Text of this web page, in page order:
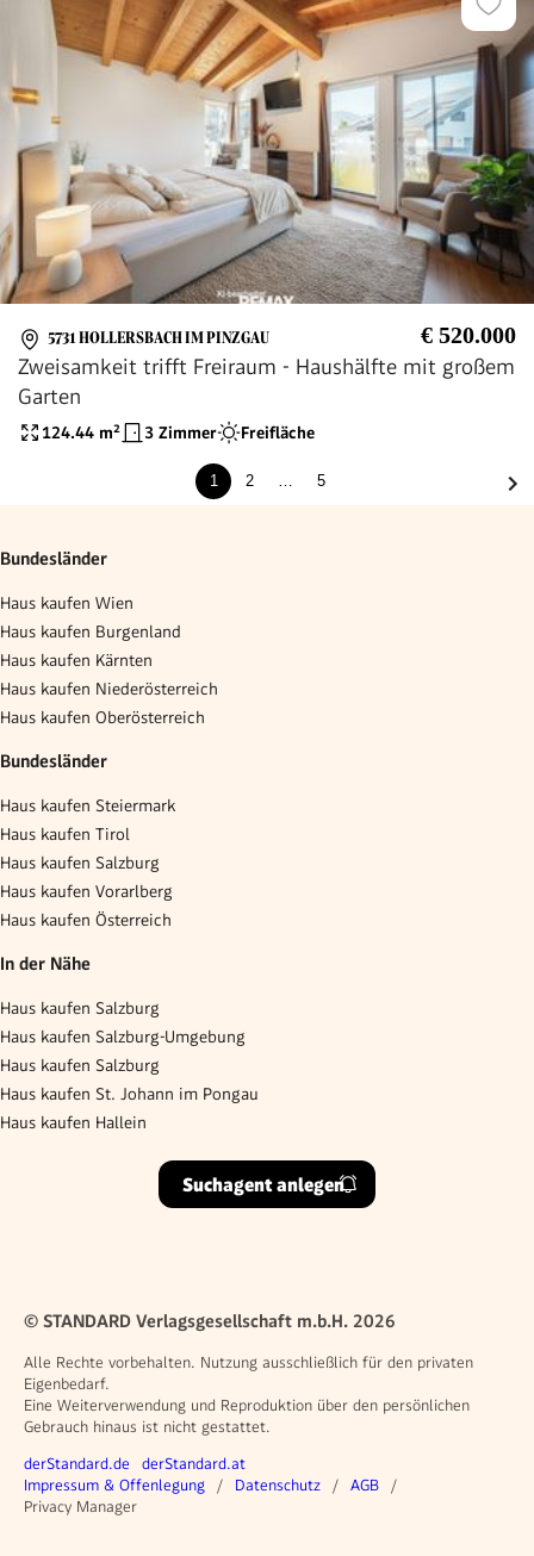
5731 HOLLERSBACH IM PINZGAU € 520.000
Zweisamkeit trifft Freiraum - Haushälfte mit großem
Garten
124.44 m² 3 Zimmer Freifläche
1 2 … 5
Bundesländer
Haus kaufen Wien
Haus kaufen Burgenland
Haus kaufen Kärnten
Haus kaufen Niederösterreich
Haus kaufen Oberösterreich
Bundesländer
Haus kaufen Steiermark
Haus kaufen Tirol
Haus kaufen Salzburg
Haus kaufen Vorarlberg
Haus kaufen Österreich
In der Nähe
Haus kaufen Salzburg
Haus kaufen Salzburg-Umgebung
Haus kaufen Salzburg
Haus kaufen St. Johann im Pongau
Haus kaufen Hallein
Suchagent anlegen
© STANDARD Verlagsgesellschaft m.b.H. 2026
Alle Rechte vorbehalten. Nutzung ausschließlich für den privaten
Eigenbedarf.
Eine Weiterverwendung und Reproduktion über den persönlichen
Gebrauch hinaus ist nicht gestattet.
Weitere Angebote
derStandard.de derStandard.at
Rechtliches
Impressum & Offenlegung Datenschutz
AGB
Privacy Manager